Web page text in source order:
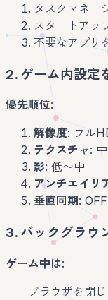
タスクマネー
スタートアッ
不要なアプリ
2. ゲーム内設定
優先順位:
解像度: フル
テクスチャ :
影: 低〜中
アンチエイリ
垂直同期: OFF
3. バックグラウ
ゲーム中は:
ブラウザを閉じ